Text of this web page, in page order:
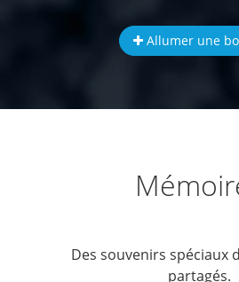
Allumer une
Des souvenirs spéciaux
partagés.